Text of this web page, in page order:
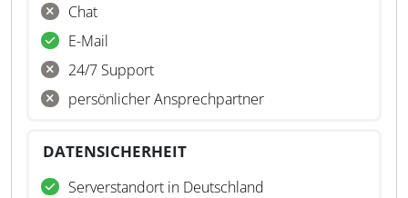
Chat
E-Mail
24/7 Support
persönlicher Ansprechpartner
DATENSICHERHEIT
Serverstandort in Deutschland